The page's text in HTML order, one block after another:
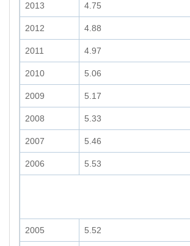
2013 4.75
2012 4.88
2011 4.97
2010 5.06
2009 5.17
2008 5.33
2007 5.46
2006 5.53
2005 5.52